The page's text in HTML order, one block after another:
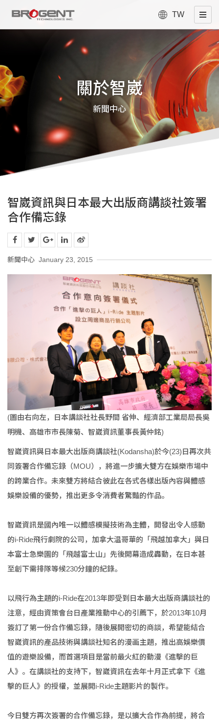
TW
關於智崴
新聞中心
智崴資訊與日本最大出版商講談社簽署
合作備忘錄
新聞中心 January 23, 2015
(圖由右向左，日本講談社社長野間 省伸、經濟部工業局局長吳
明機、高雄市市長陳菊、智崴資訊董事長黃仲銘)
智崴資訊與日本最大出版商講談社(Kodansha)於今(23)日再次共
同簽署合作備忘錄（MOU），將進一步擴大雙方在娛樂市場中
的跨業合作。未來雙方將結合彼此在各式各樣出版內容與體感
娛樂設備的優勢，推出更多令消費者驚豔的作品。
智崴資訊是國內唯一以體感模擬技術為主體，開發出令人感動
的i-Ride飛行劇院的公司，加拿大温哥華的「飛越加拿大」與日
本富士急樂園的「飛越富士山」先後開幕造成轟動，在日本甚
至創下需排隊等候230分鐘的紀錄。
以飛行為主題的i-Ride在2013年即受到日本最大出版商講談社的
注意，經由資策會台日產業推動中心的引薦下，於2013年10月
簽訂了第一份合作備忘錄，隨後展開密切的商談，希望能結合
智崴資訊的產品技術與講談社知名的漫画主題，推出高娛樂價
值的遊樂設備，而首選項目是當前最火紅的動漫《進擊的巨
人》。在講談社的支持下，智崴資訊在去年十月正式拿下《進
擊的巨人》的授權，並展開i-Ride主題影片的製作。
今日雙方再次簽署的合作備忘錄，是以擴大合作為前提，將合